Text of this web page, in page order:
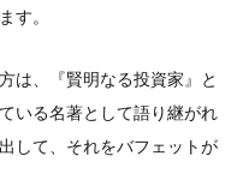
す。
は、『賢明なる投資家』と
いる名著として語り継がれ
して、それをバフェットが